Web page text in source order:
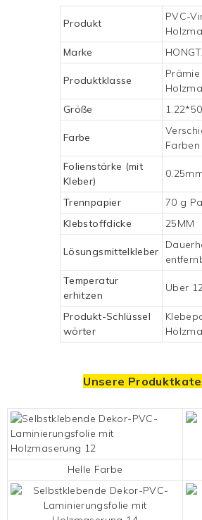
Produkt
PVC-
Marke
Produktklasse
Prämie
Größe
Farbe
Farben
Folienstärke (mit
Kleber)
Trennpapier
70 g
Klebstoffdicke
25MM
Lösungsmittelkleber
Temperatur
erhitzen
Über
Produkt-Schlüssel
wörter
Unsere
Helle Farbe